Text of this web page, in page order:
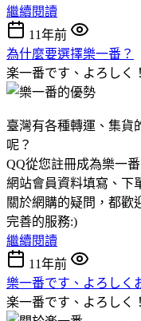
繼續閱讀
11年前
為什麼要選擇樂一番？
楽一番です、よろしく
臺灣有各種轉運、集貨
呢？
QQ從您註冊成為樂一
網站會員資料填寫、下
關於網購的疑問，都歡
完善的服務:)
繼續閱讀
11年前
樂一番です、よろしく
楽一番です、よろしく